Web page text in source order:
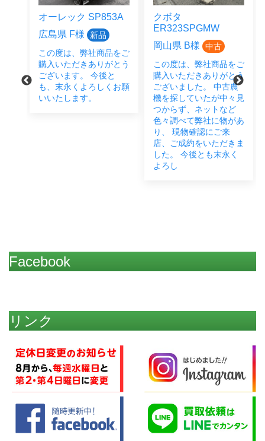
オーレック SP853A
広島県 F様
新品
この度は、弊社商品をご
購入いただきありがとう
ございます。 今後と
も、末永くよろしくお願
いいたします。
クボタ
ER323SPGMW
岡山県 B様
中古
この度は、弊社商品をご
購入いただきありがとう
ございました。 中古農
機を探していたが中々見
つからず、ネットなど
色々調べて弊社に物があ
り、 現物確認にご来
店、ご成約をいただきま
した。 今後とも末永く
よろし
Facebook
リンク